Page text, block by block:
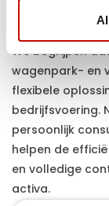
NEEM
Kunnen
We begrijpen
wagenpark- en
flexibele
bedrijfsvoering.
persoonlijk
helpen de
en volledige
activa.